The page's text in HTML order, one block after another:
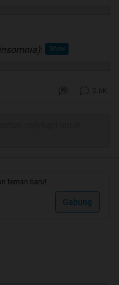
:
2.6K
teman baru!
Gabung